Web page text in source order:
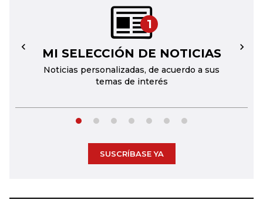
1
MI SELECCIÓN DE NOTICIAS
Noticias personalizadas, de acuerdo a sus
temas de interés
← →
SUSCRÍBASE YA